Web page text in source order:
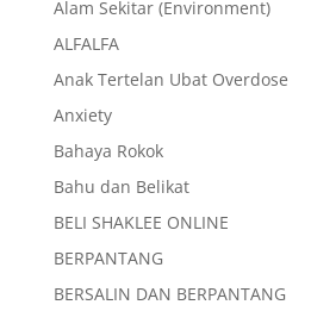
Alam Sekitar (Environment)
ALFALFA
Anak Tertelan Ubat Overdose
Anxiety
Bahaya Rokok
Bahu dan Belikat
BELI SHAKLEE ONLINE
BERPANTANG
BERSALIN DAN BERPANTANG